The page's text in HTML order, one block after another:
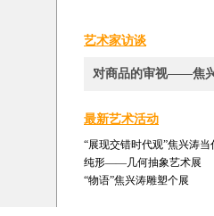
艺术家访谈
对商品的审视——焦兴
最新艺术活动
“展现交错时代观”焦兴涛当
纯形——几何抽象艺术展
“物语”焦兴涛雕塑个展